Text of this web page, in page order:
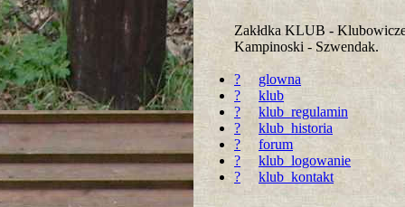
Zakłdka KLUB -
Kampinoski - Szwendak.
?
glowna
?
klub
?
klub_regulamin
?
klub_historia
?
forum
?
klub_logowanie
?
klub_kontakt